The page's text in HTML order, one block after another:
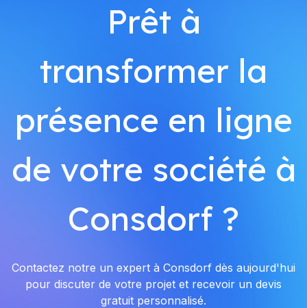
Prêt à
transformer la
présence en ligne
de votre société à
Consdorf ?
Contactez notre un expert à Consdorf dès aujourd'hui
pour discuter de votre projet et recevoir un devis
gratuit personnalisé.